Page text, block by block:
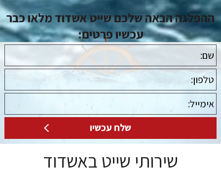
ההפלגה הבאה שלכם שייט אשדוד מלאו כבר
עכשיו פרטים:
שירותי שייט באשדוד